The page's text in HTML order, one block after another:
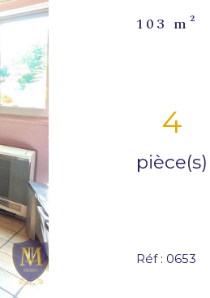
103 m²
4
pièce(s)
Réf : 0653